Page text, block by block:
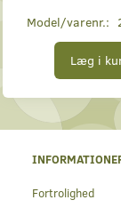
Model/varenr.:
Læg i
Fortrolighed